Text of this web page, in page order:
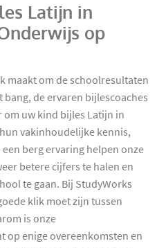
Latijn in
op
maakt om de schoolresultaten
bang, de ervaren bijlescoaches
om uw kind bijles Latijn in
vakinhoudelijke kennis,
berg ervaring helpen onze
betere cijfers te halen en
te gaan. Bij StudyWorks
klik moet zijn tussen
is onze
op enige overeenkomsten en